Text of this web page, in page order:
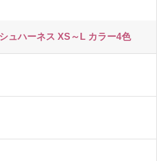
ュハーネス XS～L カラー4色